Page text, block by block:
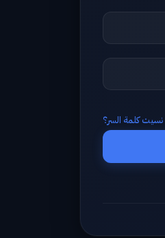
نسيت كلمة السر؟